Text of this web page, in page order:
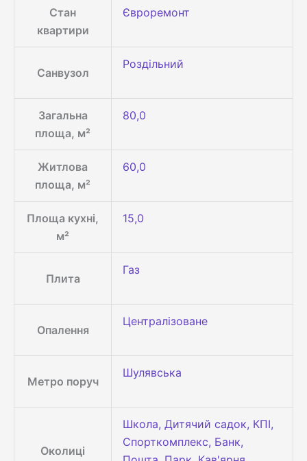
Стан
квартири
Євроремонт
Санвузол
Роздільний
Загальна
площа, м²
80,0
Житлова
площа, м²
60,0
Площа кухні,
м²
15,0
Плита
Газ
Опалення
Централізоване
Метро поруч
Шулявська
Околиці
Школа, Дитячий садок, КПІ,
Спорткомплекс, Банк,